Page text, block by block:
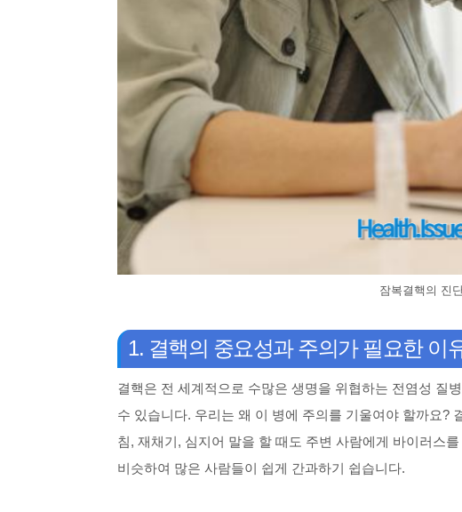
잠복결핵의 진
1. 결핵의 중요성과 주의가 필요한 이
결핵은 전 세계적으로 수많은 생명을 위협하는 전염성 질
수 있습니다. 우리는 왜 이 병에 주의를 기울여야 할까요?
침, 재채기, 심지어 말을 할 때도 주변 사람에게 바이러스
비슷하여 많은 사람들이 쉽게 간과하기 쉽습니다.